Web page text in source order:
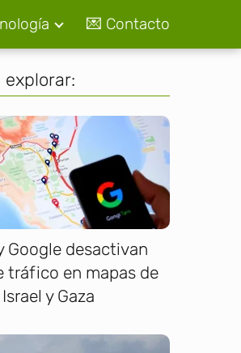
💌 Contacto
explorar:
Google desactivan
tráfico en mapas de
Israel y Gaza